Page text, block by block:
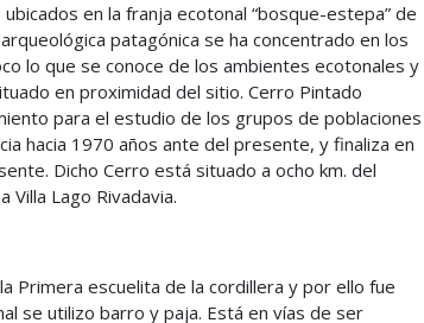
en la franja ecotonal “bosque-estepa” de
patagónica se ha concentrado en los
lo que se conoce de los ambientes ecotonales y
en proximidad del sitio. Cerro Pintado
para el estudio de los grupos de poblaciones
hacia 1970 años ante del presente, y finaliza en
Dicho Cerro está situado a ocho km. del
Villa Lago Rivadavia.
Primera escuelita de la cordillera y por ello fue
se utilizo barro y paja. Está en vías de ser